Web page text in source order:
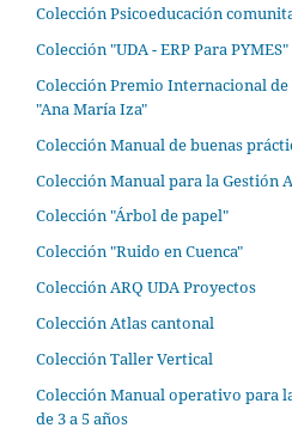
Colección Psicoeducación
Colección "UDA - ERP Para PYMES"
Colección Premio Internacional
"Ana María Iza"
Colección Manual de buenas
Colección Manual para la Gestión
Colección "Árbol de papel"
Colección "Ruido en Cuenca"
Colección ARQ UDA Proyectos
Colección Atlas cantonal
Colección Taller Vertical
Colección Manual operativo para
de 3 a 5 años